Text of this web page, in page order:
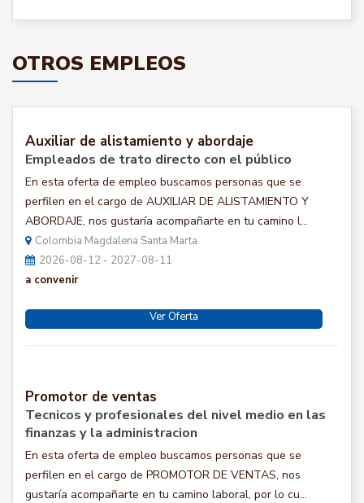
OTROS EMPLEOS
Auxiliar de alistamiento y abordaje
Empleados de trato directo con el público
En esta oferta de empleo buscamos personas que se
perfilen en el cargo de AUXILIAR DE ALISTAMIENTO Y
ABORDAJE, nos gustaría acompañarte en tu camino l...
Colombia Magdalena Santa Marta
2026-08-12 - 2027-08-11
a convenir
Ver Oferta
Promotor de ventas
Tecnicos y profesionales del nivel medio en las
finanzas y la administracion
En esta oferta de empleo buscamos personas que se
perfilen en el cargo de PROMOTOR DE VENTAS, nos
gustaría acompañarte en tu camino laboral, por lo cu...